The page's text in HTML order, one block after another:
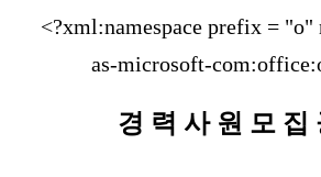
<?xml:namespace prefix = "o"
as-microsoft-
경 력 사 원 모 집